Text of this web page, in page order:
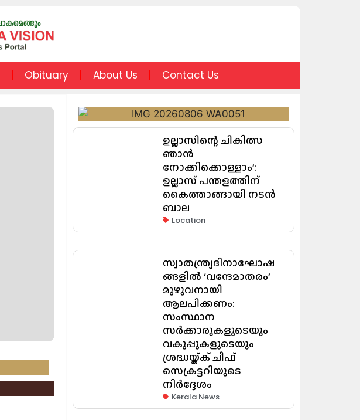
Obituary About Us Contact Us
ഉല്ലാസിന്റെ ചികിത്സ
ഞാൻ
നോക്കിക്കൊള്ളാം’:
ഉല്ലാസ് പന്തളത്തിന്
കൈത്താങ്ങായി നടൻ
ബാല
Location
സ്വാതന്ത്ര്യദിനാഘോഷ
ങ്ങളിൽ ‘വന്ദേമാതരം’
മുഴുവനായി
ആലപിക്കണം:
സംസ്ഥാന
സർക്കാരുകളുടെയും
വകുപ്പുകളുടെയും
ശ്രദ്ധയ്ക്ക് ചീഫ്
സെക്രട്ടറിയുടെ
നിർദ്ദേശം
Kerala News